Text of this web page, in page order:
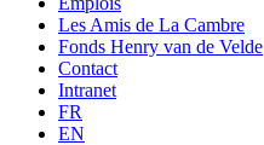
Les Amis de La Cambre
Fonds Henry van de Velde
Contact
Intranet
FR
EN